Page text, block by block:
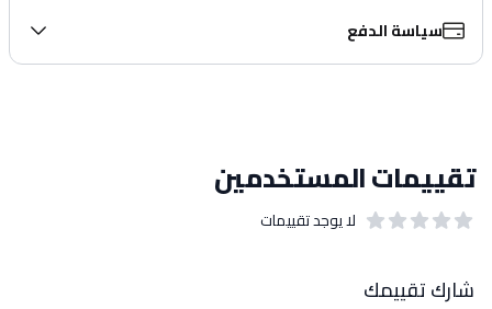
سياسة الدفع
تقييمات المستخدمين
لا يوجد تقييمات
شارك تقييمك